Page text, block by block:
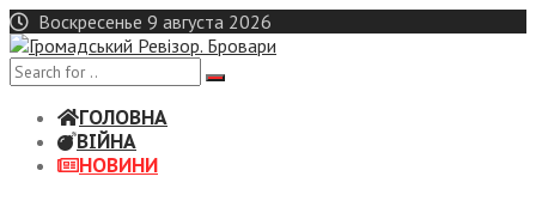
Skip
to
content
Воскресенье 9 августа 2026
ГОЛОВНА
ВІЙНА
НОВИНИ